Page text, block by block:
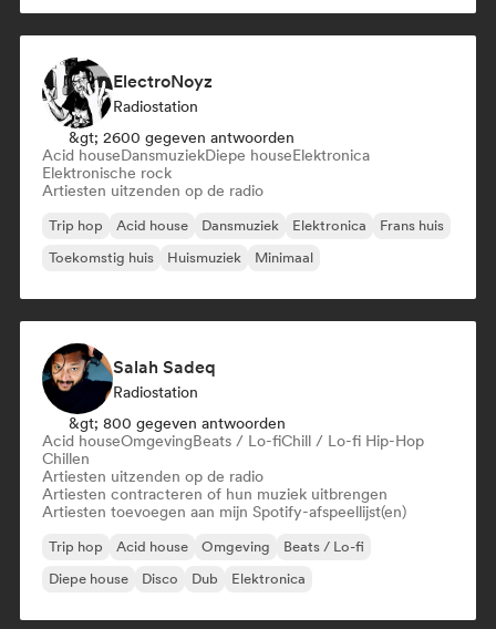
ElectroNoyz
Radiostation
&gt; 2600 gegeven antwoorden
Acid houseDansmuziekDiepe houseElektronica
Elektronische rock
Artiesten uitzenden op de radio
Trip hop Acid house Dansmuziek Elektronica
Frans huis
Toekomstig huis
Huismuziek Minimaal
Salah Sadeq
Radiostation
&gt; 800 gegeven antwoorden
Acid houseOmgevingBeats / Lo-fiChill / Lo-fi Hip-Hop
Chillen
Artiesten uitzenden op de radio
Artiesten contracteren of hun muziek uitbrengen
Artiesten toevoegen aan mijn Spotify-afspeellijst(en)
Trip hop Acid house Omgeving
Beats / Lo-fi
Diepe house
Disco Dub Elektronica